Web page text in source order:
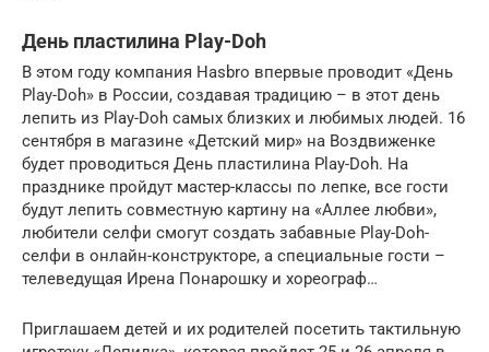
День пластилина Play-Doh
В этом году компания Hasbro впервые проводит «День
Play-Doh» в России, создавая традицию – в этот день
лепить из Play-Doh самых близких и любимых людей. 16
сентября в магазине «Детский мир» на Воздвиженке
будет проводиться День пластилина Play-Doh. На
празднике пройдут мастер-классы по лепке, все гости
будут лепить совместную картину на «Аллее любви»,
любители селфи смогут создать забавные Play-Doh-
селфи в онлайн-конструкторе, а специальные гости –
телеведущая Ирена Понарошку и хореограф…
Приглашаем детей и их родителей посетить тактильную